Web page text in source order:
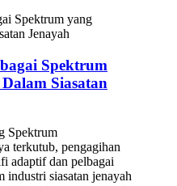
Spektrum
Siasatan
Spektrum
terkutub, pengagihan
adaptif dan pelbagai
industri siasatan jenayah